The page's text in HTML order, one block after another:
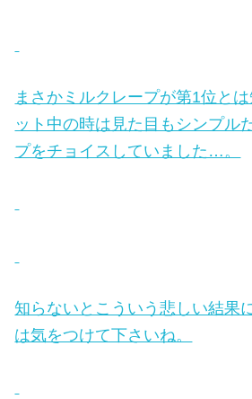
まさかミルクレープが第1位と
ット中の時は見た目もシンプル
プをチョイスしていました…。
知らないとこういう悲しい結果
は気をつけて下さいね。